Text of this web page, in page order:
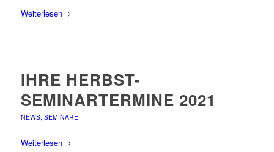
Weiterlesen
IHRE HERBST-
SEMINARTERMINE 2021
NEWS, SEMINARE
Weiterlesen